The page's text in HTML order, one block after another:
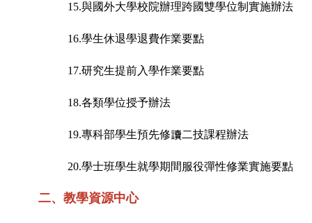
15.與國外大學校院辦理跨國雙學位制實施辦法
16.學生休退學退費作業要點
17.研究生提前入學作業要點
18.各類學位授予辦法
19.專科部學生預先修讀二技課程辦法
20.學士班學生就學期間服役彈性修業實施要點
二、 教學資源中心